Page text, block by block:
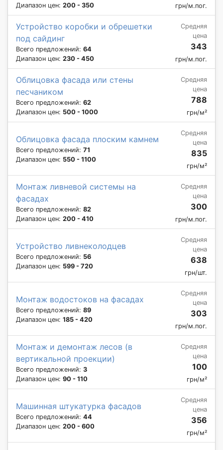
Диапазон цен: 200 - 350 грн/м.пог.
Устройство коробки и обрешетки
под сайдинг
Всего предложений: 64
Диапазон цен: 230 - 450
Средняя
цена
343
грн/м.пог.
Облицовка фасада или стены
песчаником
Всего предложений: 62
Диапазон цен: 500 - 1000
Средняя
цена
788
грн/м²
Облицовка фасада плоским камнем
Всего предложений: 71
Диапазон цен: 550 - 1100
Средняя
цена
835
грн/м²
Монтаж ливневой системы на
фасадах
Всего предложений: 82
Диапазон цен: 200 - 410
Средняя
цена
300
грн/м.пог.
Устройство ливнеколодцев
Всего предложений: 56
Диапазон цен: 599 - 720
Средняя
цена
638
грн/шт.
Монтаж водостоков на фасадах
Всего предложений: 89
Диапазон цен: 185 - 420
Средняя
цена
303
грн/м.пог.
Монтаж и демонтаж лесов (в
вертикальной проекции)
Всего предложений: 3
Диапазон цен: 90 - 110
Средняя
цена
100
грн/м²
Машинная штукатурка фасадов
Всего предложений: 44
Диапазон цен: 200 - 600
Средняя
цена
356
грн/м²